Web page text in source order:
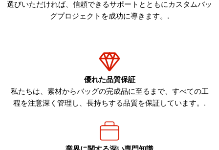
選びいただければ、信頼できるサポートとともにカスタムバッ
グプロジェクトを成功に導きます。.
優れた品質保証
私たちは、素材からバッグの完成品に至るまで、すべての工
程を注意深く管理し、長持ちする品質を保証しています。.